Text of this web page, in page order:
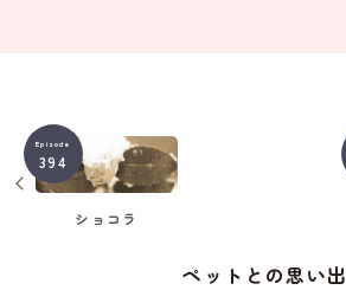
Episode
394
ショコラ
ペットとの思い出